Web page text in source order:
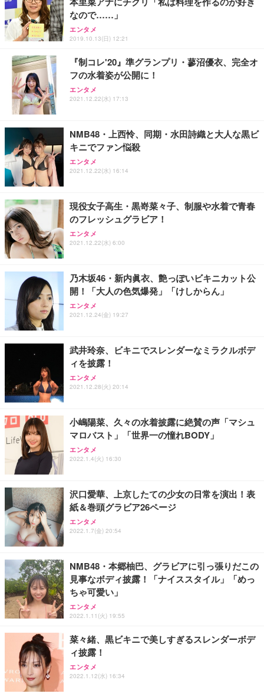
ANDWINT オフィスチェア デスクチェア 肘なし メ
ッシュ 通気性 ランバーサポート付き 腰サポート ガ
ス圧無段階昇降 360度回転 キャスター付き コンパク
ト 幅52×奥行58.5×高さ84～96cm テレワーク 在宅
￥4,139
【MiniLED/24.5inch/280Hz/FHD】GRAPHT THE S
HOOTER Gaming Monitor 24” Essential ゲーミン
グモニター QD 24.5インチ 1ms FHD 量子ドット 残
像低減 (3年保証 | 輝点保証 | 日本メーカー)
￥34,980
アイリスオーヤマ ペットシーツ 超厚型 お徳用 レギ
ュラー 200枚入【Amazon.co.jp限定】
￥3,731
なので……」
エンタメ
2019.10.13(日) 12:21
『制コレ'20』準グランプリ・蓼沼優衣、完全オ
フの水着姿が公開に！
エンタメ
2021.12.22(水) 17:13
NMB48・上西怜、同期・水田詩織と大人な黒ビ
キニでファン悩殺
エンタメ
2021.12.22(水) 16:14
現役女子高生・黒嵜菜々子、制服や水着で青春
のフレッシュグラビア！
エンタメ
2021.12.22(水) 6:00
乃木坂46・新内眞衣、艶っぽいビキニカット公
開！「大人の色気爆発」「けしからん」
エンタメ
2021.12.24(金) 19:27
武井玲奈、ビキニでスレンダーなミラクルボデ
ィを披露！
エンタメ
2021.12.28(火) 20:14
小嶋陽菜、久々の水着披露に絶賛の声「マシュ
マロバスト」「世界一の憧れBODY」
エンタメ
2022.1.4(火) 16:30
沢口愛華、上京したての少女の日常を演出！表
紙＆巻頭グラビア26ページ
エンタメ
2022.1.7(金) 20:54
NMB48・本郷柚巴、グラビアに引っ張りだこの
見事なボディ披露！「ナイススタイル」「めっ
ちゃ可愛い」
エンタメ
2022.1.11(火) 19:55
菜々緒、黒ビキニで美しすぎるスレンダーボデ
ィ披露！
エンタメ
2022.1.12(水) 16:34